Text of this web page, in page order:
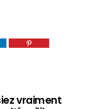
vraiment